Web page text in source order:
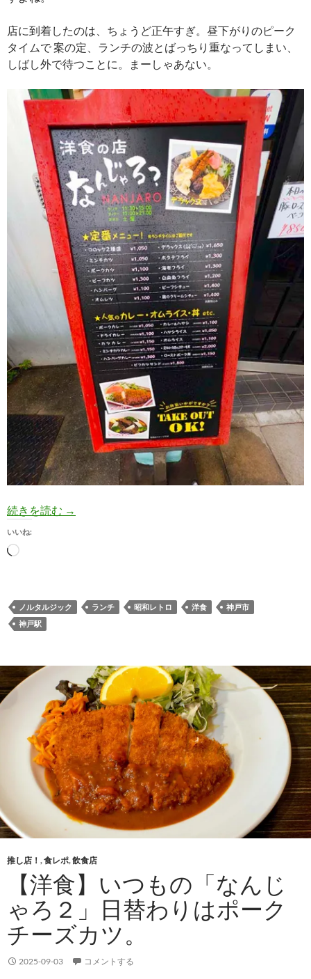
店に到着したのは、ちょうど正午すぎ。昼下がりのピーク
タイムで 案の定、ランチの波とばっちり重なってしまい、
しばし外で待つことに。まーしゃあない。
続きを読む 【洋食】神戸「なんじゃろ２」の昭和レトロ２
→
いいね:
読
み
中…
ノルタルジック ランチ 昭和レトロ 洋食
神戸市
神戸駅
推し店！ ,食レポ,飲食店
【洋食】いつもの「なんじ
ゃろ２」日替わりはポーク
チーズカツ。
2025-09-03 コメントする